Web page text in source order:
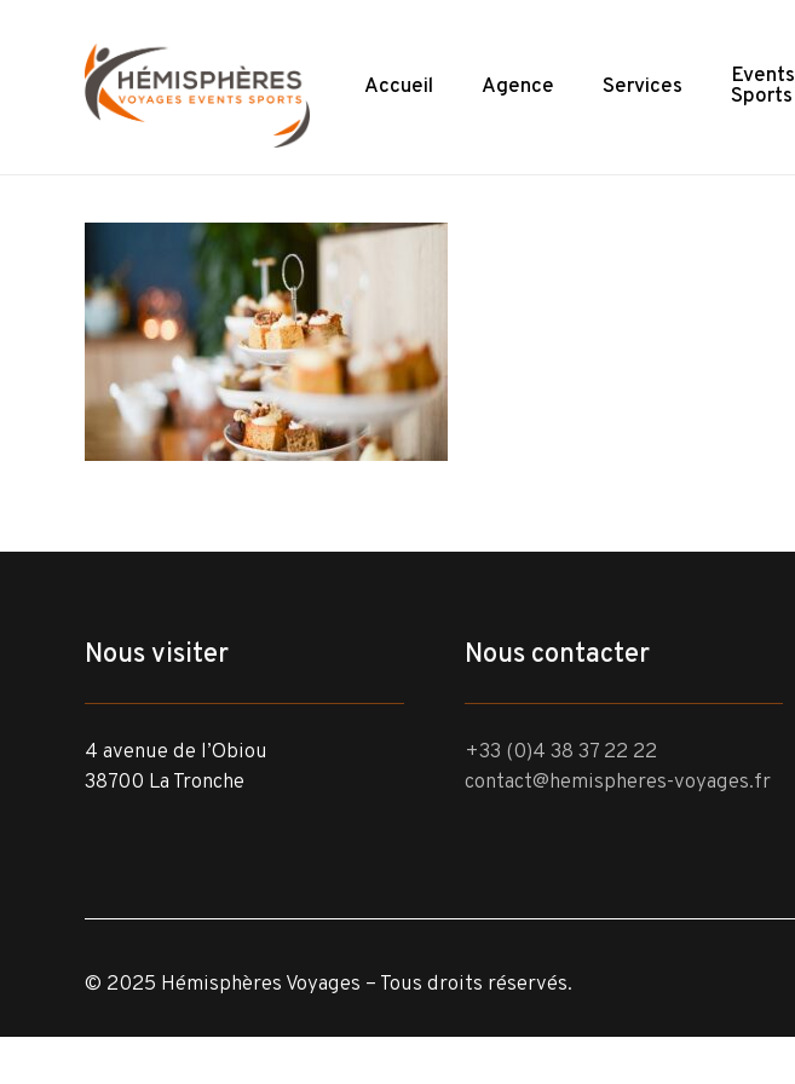
Accueil Agence Services Events
Sports
Nous visiter
4 avenue de l’Obiou
38700 La Tronche
Nous contacter
+33 (0)4 38 37 22 22
contact@hemispheres-voyages.fr
© 2025 Hémisphères Voyages – Tous droits réservés.